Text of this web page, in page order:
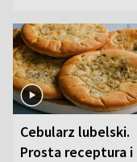
Cebularz lubelski.
Prosta receptura i